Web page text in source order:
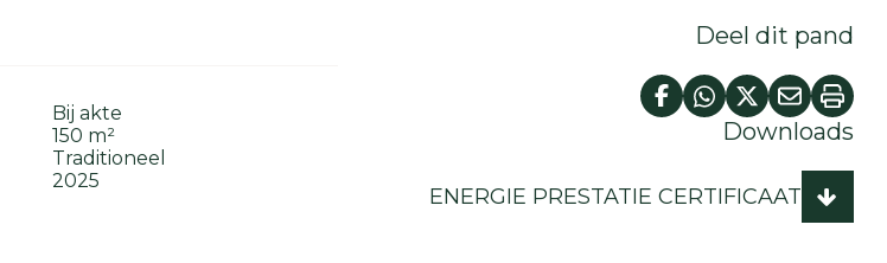
Bij akte
150 m²
Traditioneel
2025
Deel dit pand
Downloads
ENERGIE PRESTATIE CERTIFICAAT